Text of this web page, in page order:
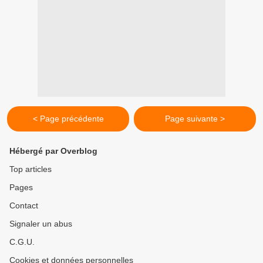
< Page précédente Page suivante >
Hébergé par Overblog
Top articles
Pages
Contact
Signaler un abus
C.G.U.
Cookies et données personnelles